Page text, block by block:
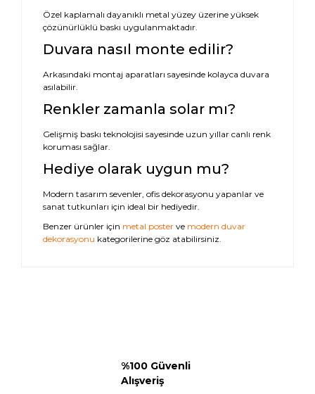
Özel kaplamalı dayanıklı metal yüzey üzerine yüksek
çözünürlüklü baskı uygulanmaktadır.
Duvara nasıl monte edilir?
Arkasındaki montaj aparatları sayesinde kolayca duvara
asılabilir.
Renkler zamanla solar mı?
Gelişmiş baskı teknolojisi sayesinde uzun yıllar canlı renk
koruması sağlar.
Hediye olarak uygun mu?
Modern tasarım sevenler, ofis dekorasyonu yapanlar ve
sanat tutkunları için ideal bir hediyedir.
Benzer ürünler için metal poster ve modern duvar
dekorasyonu kategorilerine göz atabilirsiniz.
%100 Güvenli
Alışveriş